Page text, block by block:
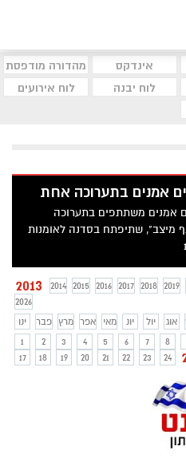
אינדקס
מהדורה מודפסת
לוח יבנה
לוח אירועים
אמנים בתערוכה אחת
אמנים משתתפים בתערוכה
מיצב", שתיפתח בסדנה לאומנות
2013 2014 2015 2016 2017 2018 2019
2026
ינו
פבר מרץ אפר מאי יונ יול אוג
1 2 3 4 5 6 7 8
17
18 19 20 21 22 23 24